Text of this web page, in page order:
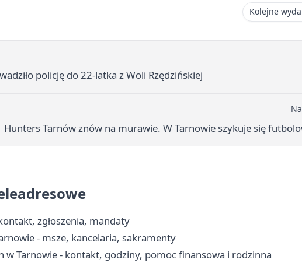
Kolejne
policję do 22-latka z Woli Rzędzińskiej
Hunters Tarnów znów na murawie. W Tarnowie szykuje się
zgłoszenia, mandaty
- msze, kancelaria, sakramenty
w Tarnowie - kontakt, godziny, pomoc finansowa i rodzinna